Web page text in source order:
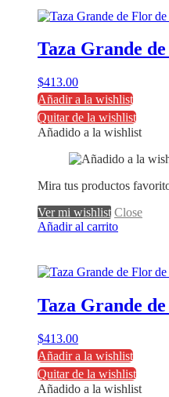
Taza Grande
$413.00
Añadir a la wishlist
Quitar de la wishlist
Añadido a la wishlist
Mira tus productos
Ver mi wishlist Close
Añadir al carrito
Taza Grande
$413.00
Añadir a la wishlist
Quitar de la wishlist
Añadido a la wishlist